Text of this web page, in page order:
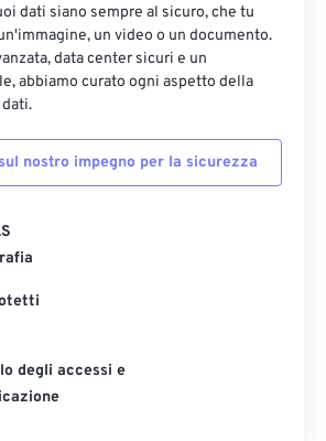
dati siano sempre al sicuro, che tu
un video o un documento.
data center sicuri e un
abbiamo curato ogni aspetto della
nostro impegno per la sicurezza
degli accessi e